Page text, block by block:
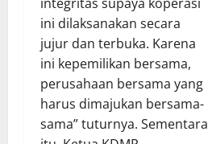
ini dilaksanakan secara
jujur dan terbuka. Karena
ini kepemilikan bersama,
perusahaan bersama yang
harus dimajukan bersama-
sama” tuturnya. Sementara